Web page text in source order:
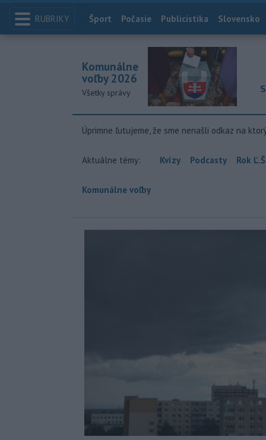
RUBRIKY Index
Šport Počasie Publicistika Slovensko
Komunálne
voľby 2026
Všetky správy
Úprimne ľutujeme, že sme nenašli odkaz na
Aktuálne témy: Kvízy Podcasty Rok
Komunálne voľby